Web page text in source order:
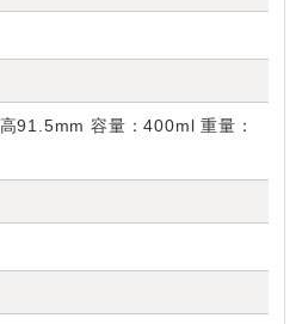
91.5mm 容量：400ml 重量：